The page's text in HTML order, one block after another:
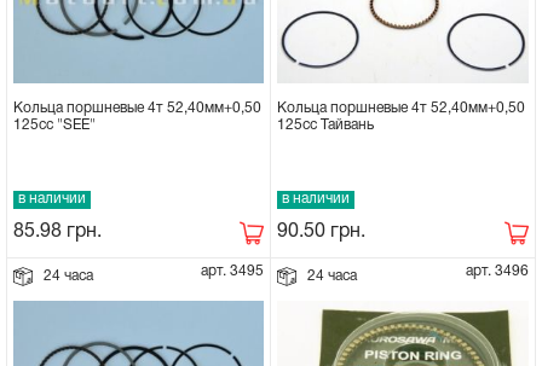
Глушитель на мотоблок
Элементы управления, тросики на
мотоблок
Кольца поршневые 4т 52,40мм+0,50
125сс "SEE"
в наличии
85.98 грн.
Кольца поршневые 4т 52,40мм+0,50
125сс Тайвань
в наличии
90.50 грн.
24 часа арт. 3495 24 часа арт. 3496